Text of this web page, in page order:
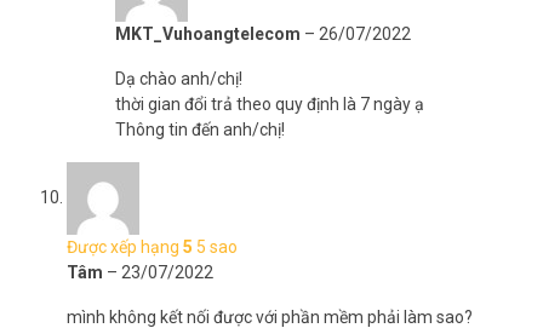
MKT_Vuhoangtelecom – 26/07/2022
Dạ chào anh/chị!
thời gian đổi trả theo quy định là 7 ngày ạ
Thông tin đến anh/chị!
Được xếp hạng 5 5 sao
Tâm – 23/07/2022
mình không kết nối được với phần mềm phải làm sao?